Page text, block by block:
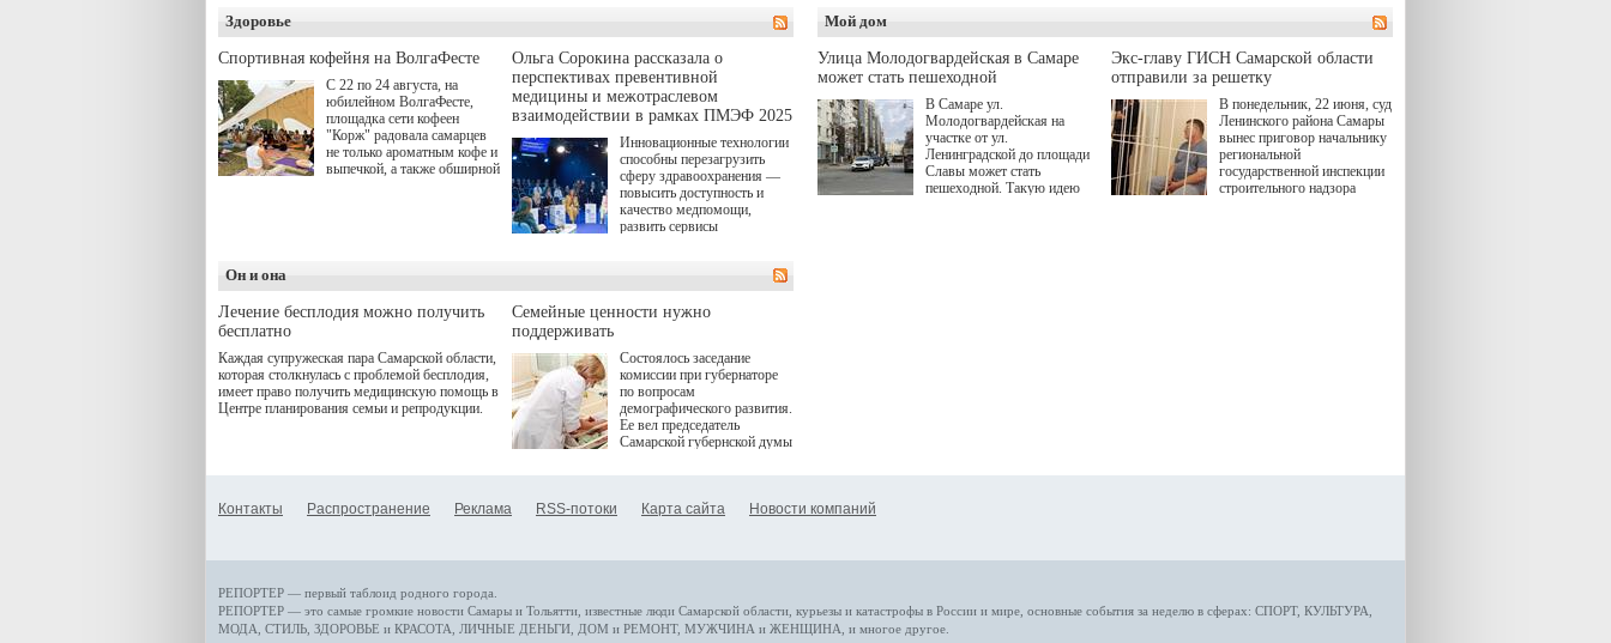
Дмитрий Куличков и Юлия
Волкова в роли родителей.
Режиссер-постановщик
проекта — Егор Чичканов
(сериалы "Комбинация", "И
снова здравствуйте!").
о превышении полномочий,
а сам он находится в СИЗО.
подорожания было понятно,
где именно цена "поехала"
вверх и кто её разогнал.
для современного и умного
человека.
Здоровье
Спортивная кофейня на ВолгаФесте
С 22 по 24 августа, на
юбилейном ВолгаФесте,
площадка сети кофеен
"Корж" радовала самарцев
не только ароматным кофе и
выпечкой, а также обширной
Ольга Сорокина рассказала о
перспективах превентивной
медицины и межотраслевом
взаимодействии в рамках ПМЭФ 2025
Инновационные технологии
способны перезагрузить
сферу здравоохранения —
повысить доступность и
качество медпомощи,
развить сервисы
определенными барьерами.
К ним можно отнести
возникающие при работе с
данными пациентов. Для
более динамичного роста
проникновения инноваций в
сегмент необходимо кросс-
отраслевое взаимодействие
рассказала Ольга Сорокина,
ходе сессии "Развитие
качества жизни" в рамках
ПМЭФ 2025. В дискуссии
Мой дом
Улица Молодогвардейская в Самаре
может стать пешеходной
В Самаре ул.
Молодогвардейская на
участке от ул.
Ленинградской до площади
Славы может стать
пешеходной. Такую идею
Экс-главу ГИСН Самарской области
отправили за решетку
В понедельник, 22 июня, суд
Ленинского района Самары
вынес приговор начальнику
региональной
государственной инспекции
строительного надзора
Он и она
Лечение бесплодия можно получить
бесплатно
Каждая супружеская пара Самарской области,
которая столкнулась с проблемой бесплодия,
имеет право получить медицинскую помощь в
Центре планирования семьи и репродукции.
Семейные ценности нужно
поддерживать
Состоялось заседание
комиссии при губернаторе
по вопросам
демографического развития.
Ее вел председатель
Самарской губернской думы
Контакты Распространение Реклама RSS-потоки Карта сайта Новости компаний
РЕПОРТЕР — первый таблоид родного города.
РЕПОРТЕР — это самые громкие новости Самары и Тольятти, известные люди Самарской области, курьезы и катастрофы в России и мире , основные события за неделю в сферах: СПОРТ, КУЛЬТУРА,
МОДА, СТИЛЬ ЗДОРОВЬЕ и КРАСОТА ЛИЧНЫЕ ДЕНЬГИ ДОМ и РЕМОНТ, МУЖЧИНА и ЖЕНЩИНА , и многое другое